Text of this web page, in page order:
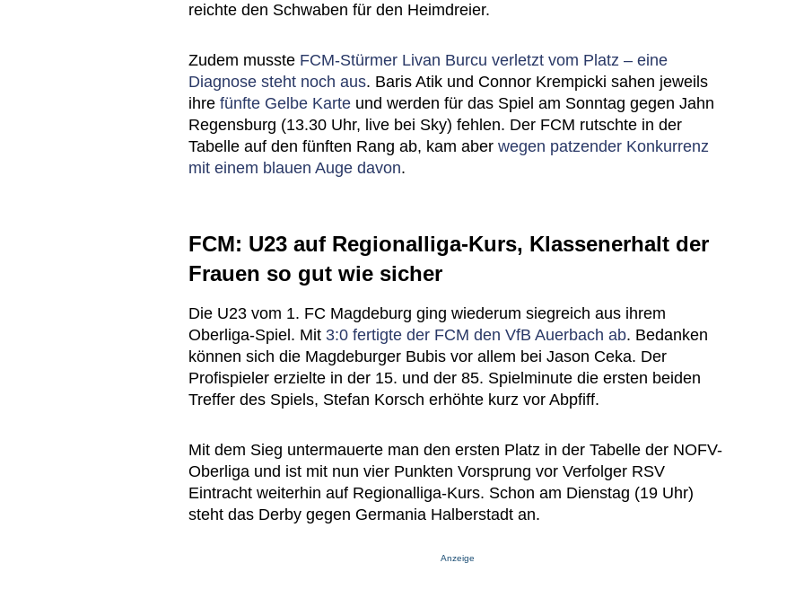
reichte den Schwaben für den Heimdreier.
Zudem musste FCM-Stürmer Livan Burcu verletzt vom Platz – eine
Diagnose steht noch aus. Baris Atik und Connor Krempicki sahen jeweils
ihre fünfte Gelbe Karte und werden für das Spiel am Sonntag gegen Jahn
Regensburg (13.30 Uhr, live bei Sky) fehlen. Der FCM rutschte in der
Tabelle auf den fünften Rang ab, kam aber wegen patzender Konkurrenz
mit einem blauen Auge davon.
FCM: U23 auf Regionalliga-Kurs, Klassenerhalt der
Frauen so gut wie sicher
Die U23 vom 1. FC Magdeburg ging wiederum siegreich aus ihrem
Oberliga-Spiel. Mit 3:0 fertigte der FCM den VfB Auerbach ab. Bedanken
können sich die Magdeburger Bubis vor allem bei Jason Ceka. Der
Profispieler erzielte in der 15. und der 85. Spielminute die ersten beiden
Treffer des Spiels, Stefan Korsch erhöhte kurz vor Abpfiff.
Mit dem Sieg untermauerte man den ersten Platz in der Tabelle der NOFV-
Oberliga und ist mit nun vier Punkten Vorsprung vor Verfolger RSV
Eintracht weiterhin auf Regionalliga-Kurs. Schon am Dienstag (19 Uhr)
steht das Derby gegen Germania Halberstadt an.
Anzeige